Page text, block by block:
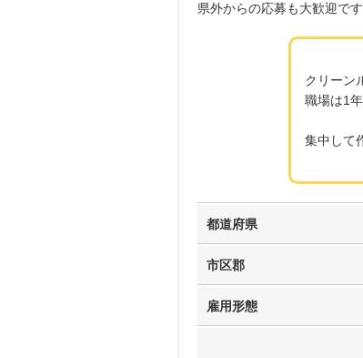
県外からの応募も大歓迎です
クリーン
職場は1
集中して
都道府県
市区郡
雇用形態